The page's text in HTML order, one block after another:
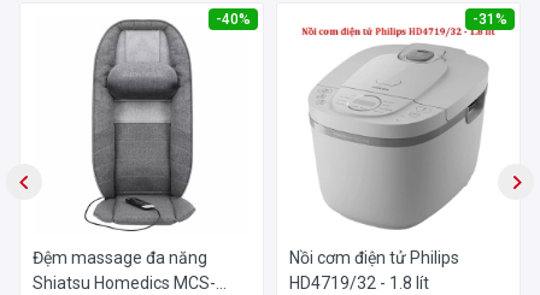
-40%
Đệm massage đa năng
Shiatsu Homedics MCS-
-31%
Nồi cơm điện tử Philips
HD4719/32 - 1.8 lít